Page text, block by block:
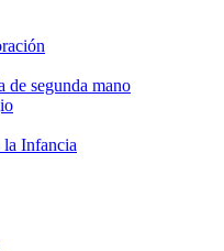
de segunda mano
la Infancia